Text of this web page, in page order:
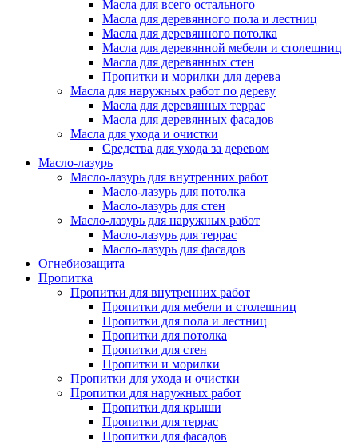
Масла для всего остального
Масла для деревянного пола и лестниц
Масла для деревянного потолка
Масла для деревянной мебели и столешниц
Масла для деревянных стен
Пропитки и морилки для дерева
Масла для наружных работ по дереву
Масла для деревянных террас
Масла для деревянных фасадов
Масла для ухода и очистки
Средства для ухода за деревом
Масло-лазурь
Масло-лазурь для внутренних работ
Масло-лазурь для потолка
Масло-лазурь для стен
Масло-лазурь для наружных работ
Масло-лазурь для террас
Масло-лазурь для фасадов
Огнебиозащита
Пропитка
Пропитки для внутренних работ
Пропитки для мебели и столешниц
Пропитки для пола и лестниц
Пропитки для потолка
Пропитки для стен
Пропитки и морилки
Пропитки для ухода и очистки
Пропитки для наружных работ
Пропитки для крыши
Пропитки для террас
Пропитки для фасадов